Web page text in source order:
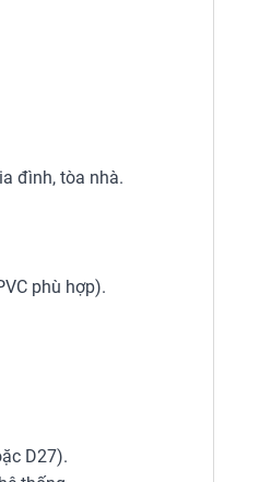
đình, tòa nhà.
phù hợp).
D27).